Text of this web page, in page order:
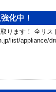
化中！
ります！ 全リス
list/appliance/